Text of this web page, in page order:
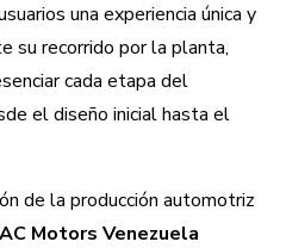
una experiencia única y
su recorrido por la planta,
cada etapa del
el diseño inicial hasta el
de la producción automotriz
Motors Venezuela